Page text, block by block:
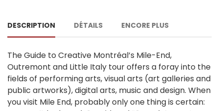
DESCRIPTION DÉTAILS ENCORE PLUS
The Guide to Creative Montréal’s Mile-End,
Outremont and Little Italy tour offers a foray into the
fields of performing arts, visual arts (art galleries and
public artworks), digital arts, music and design. When
you visit Mile End, probably only one thing is certain: